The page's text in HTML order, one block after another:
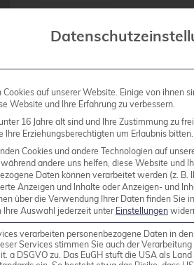
Barman erstellt und
PostgreSQL -Backups,
Point In Time Recovery
zur Verfügung.
auf unserer Website. Einige von ihnen
Website und Ihre Erfahrung zu verbessern.
16 Jahre alt sind und Ihre Zustimmung zu
Ihre Erziehungsberechtigten um Erlaubnis bitten.
Cookies und andere Technologien auf
andere uns helfen, diese Website und
Daten können verarbeitet werden (z. B.
Anzeigen und Inhalte oder Anzeigen- und
über die Verwendung Ihrer Daten finden Sie
Ihre Auswahl jederzeit unter Einstellungen
verarbeiten personenbezogene Daten in
Services stimmen Sie auch der
a DSGVO zu. Das EuGH stuft die USA als